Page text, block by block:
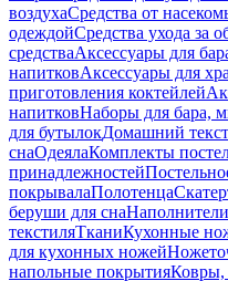
воздухаСредства от
одеждойСредства ухода за
средстваАксессуары для
напитковАксессуары для
приготовления коктейлей
напитковНаборы для бара,
для бутылокДомашний
снаОдеялаКомплекты
принадлежностей
покрывалаПолотенца
беруши для сна
текстиляТканиКухонные
для кухонных ножей
напольные покрытия